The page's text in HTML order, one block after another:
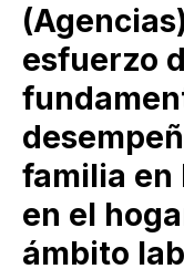
esfuerzo
familia en
en el
ámbito